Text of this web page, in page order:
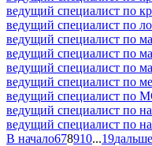
ведущий специалист по
ведущий специалист по
ведущий специалист по
ведущий специалист по
ведущий специалист по
ведущий специалист по
ведущий специалист по
ведущий специалист по
ведущий специалист по
В начало678910...19дальше